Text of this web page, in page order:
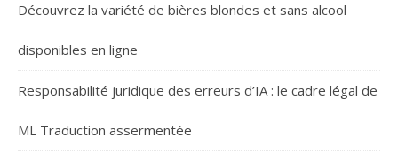
Découvrez la variété de bières blondes et sans alcool
disponibles en ligne
Responsabilité juridique des erreurs d’IA : le cadre légal de
ML Traduction assermentée